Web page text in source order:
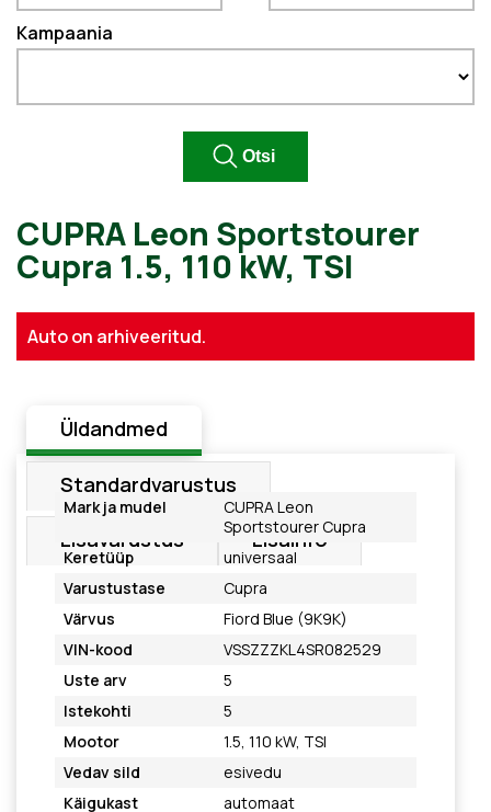
Kampaania
CUPRA Leon Sportstourer
Auto on arhiveeritud.
Üldandmed
Standardvarustus
Lisavarustus Lisainfo
Mark ja mudel
CUPRA Leon
Sportstourer Cupra
Keretüüp
universaal
Varustustase
Cupra
Värvus
Fiord Blue (9K9K)
VIN-kood
VSSZZZKL4SR082529
Uste arv
5
Istekohti
5
Mootor
1.5, 110 kW, TSI
Vedav sild
esivedu
Käigukast
automaat